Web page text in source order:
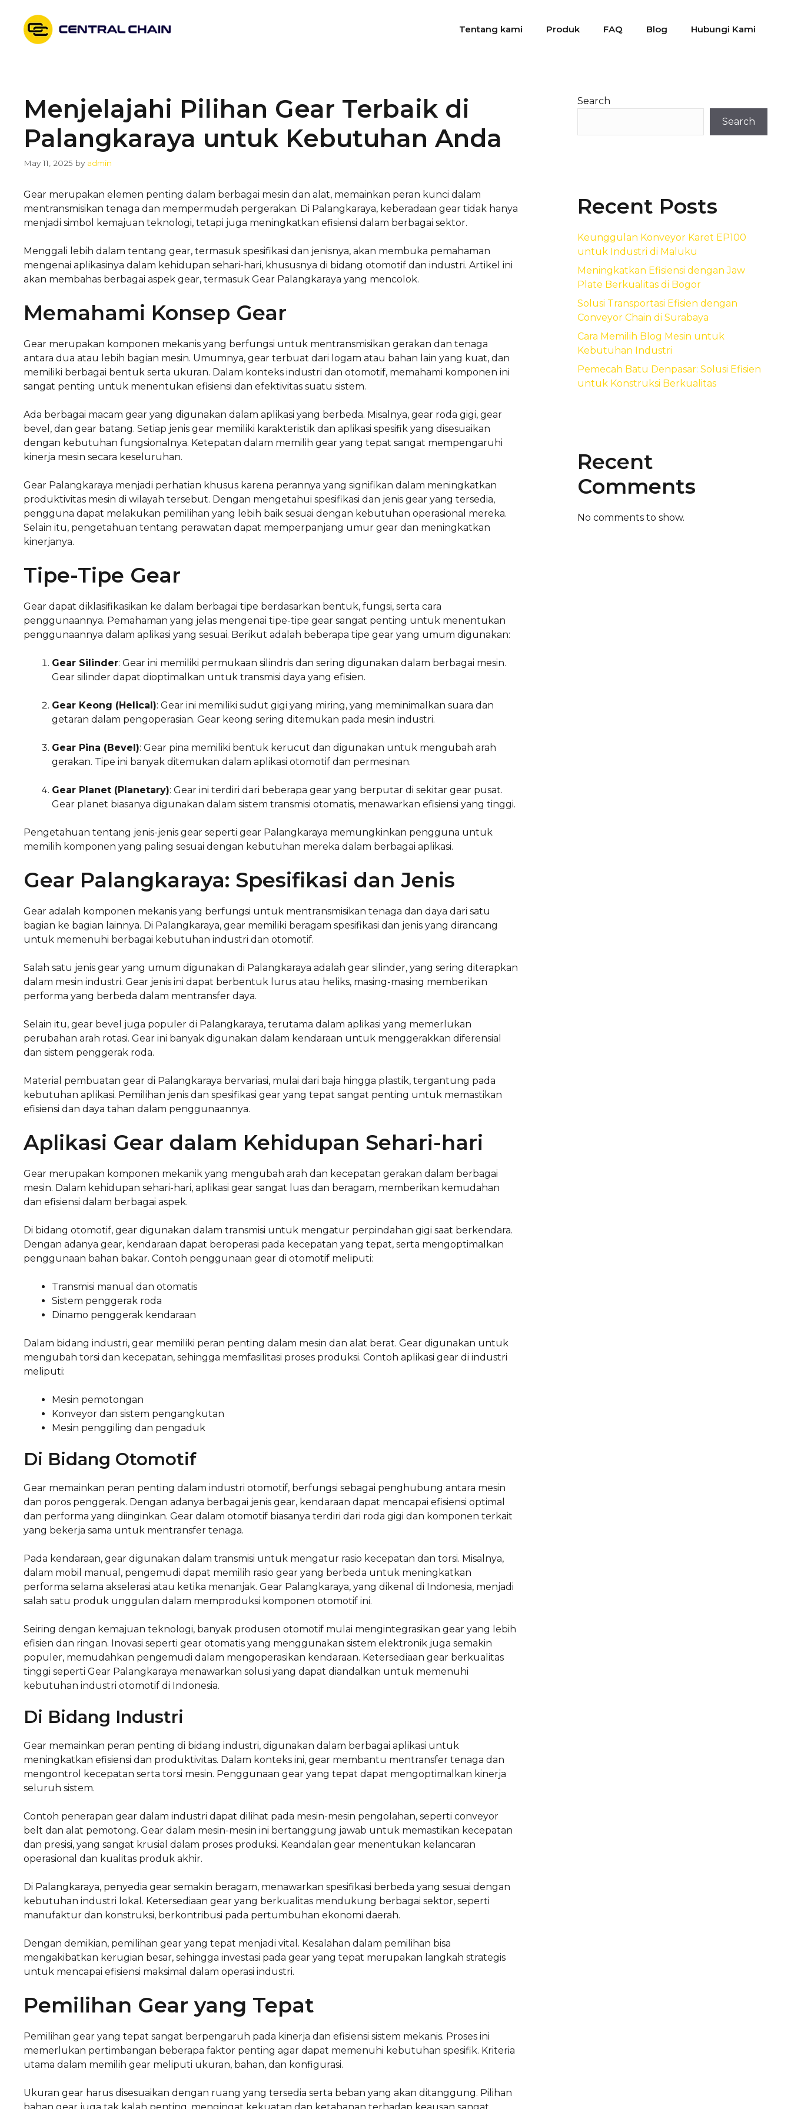
content
Tentang kami Produk FAQ Blog Hubungi Kami
Menjelajahi Pilihan Gear Terbaik di
Palangkaraya untuk Kebutuhan Anda
May 11, 2025 by admin
Gear merupakan elemen penting dalam berbagai mesin dan alat, memainkan peran kunci dalam
mentransmisikan tenaga dan mempermudah pergerakan. Di Palangkaraya, keberadaan gear tidak hanya
menjadi simbol kemajuan teknologi, tetapi juga meningkatkan efisiensi dalam berbagai sektor.
Menggali lebih dalam tentang gear, termasuk spesifikasi dan jenisnya, akan membuka pemahaman
mengenai aplikasinya dalam kehidupan sehari-hari, khususnya di bidang otomotif dan industri. Artikel ini
akan membahas berbagai aspek gear, termasuk Gear Palangkaraya yang mencolok.
Memahami Konsep Gear
Gear merupakan komponen mekanis yang berfungsi untuk mentransmisikan gerakan dan tenaga
antara dua atau lebih bagian mesin. Umumnya, gear terbuat dari logam atau bahan lain yang kuat, dan
memiliki berbagai bentuk serta ukuran. Dalam konteks industri dan otomotif, memahami komponen ini
sangat penting untuk menentukan efisiensi dan efektivitas suatu sistem.
Ada berbagai macam gear yang digunakan dalam aplikasi yang berbeda. Misalnya, gear roda gigi, gear
bevel, dan gear batang. Setiap jenis gear memiliki karakteristik dan aplikasi spesifik yang disesuaikan
dengan kebutuhan fungsionalnya. Ketepatan dalam memilih gear yang tepat sangat mempengaruhi
kinerja mesin secara keseluruhan.
Gear Palangkaraya menjadi perhatian khusus karena perannya yang signifikan dalam meningkatkan
produktivitas mesin di wilayah tersebut. Dengan mengetahui spesifikasi dan jenis gear yang tersedia,
pengguna dapat melakukan pemilihan yang lebih baik sesuai dengan kebutuhan operasional mereka.
Selain itu, pengetahuan tentang perawatan dapat memperpanjang umur gear dan meningkatkan
kinerjanya.
Tipe-Tipe Gear
Gear dapat diklasifikasikan ke dalam berbagai tipe berdasarkan bentuk, fungsi, serta cara
penggunaannya. Pemahaman yang jelas mengenai tipe-tipe gear sangat penting untuk menentukan
penggunaannya dalam aplikasi yang sesuai. Berikut adalah beberapa tipe gear yang umum digunakan:
Gear Silinder: Gear ini memiliki permukaan silindris dan sering digunakan dalam berbagai mesin.
Gear silinder dapat dioptimalkan untuk transmisi daya yang efisien.
Gear Keong (Helical): Gear ini memiliki sudut gigi yang miring, yang meminimalkan suara dan
getaran dalam pengoperasian. Gear keong sering ditemukan pada mesin industri.
Gear Pina (Bevel): Gear pina memiliki bentuk kerucut dan digunakan untuk mengubah arah
gerakan. Tipe ini banyak ditemukan dalam aplikasi otomotif dan permesinan.
Gear Planet (Planetary): Gear ini terdiri dari beberapa gear yang berputar di sekitar gear pusat.
Gear planet biasanya digunakan dalam sistem transmisi otomatis, menawarkan efisiensi yang tinggi.
Pengetahuan tentang jenis-jenis gear seperti gear Palangkaraya memungkinkan pengguna untuk
memilih komponen yang paling sesuai dengan kebutuhan mereka dalam berbagai aplikasi.
Gear Palangkaraya: Spesifikasi dan Jenis
Gear adalah komponen mekanis yang berfungsi untuk mentransmisikan tenaga dan daya dari satu
bagian ke bagian lainnya. Di Palangkaraya, gear memiliki beragam spesifikasi dan jenis yang dirancang
untuk memenuhi berbagai kebutuhan industri dan otomotif.
Salah satu jenis gear yang umum digunakan di Palangkaraya adalah gear silinder, yang sering diterapkan
dalam mesin industri. Gear jenis ini dapat berbentuk lurus atau heliks, masing-masing memberikan
performa yang berbeda dalam mentransfer daya.
Selain itu, gear bevel juga populer di Palangkaraya, terutama dalam aplikasi yang memerlukan
perubahan arah rotasi. Gear ini banyak digunakan dalam kendaraan untuk menggerakkan diferensial
dan sistem penggerak roda.
Material pembuatan gear di Palangkaraya bervariasi, mulai dari baja hingga plastik, tergantung pada
kebutuhan aplikasi. Pemilihan jenis dan spesifikasi gear yang tepat sangat penting untuk memastikan
efisiensi dan daya tahan dalam penggunaannya.
Aplikasi Gear dalam Kehidupan Sehari-hari
Gear merupakan komponen mekanik yang mengubah arah dan kecepatan gerakan dalam berbagai
mesin. Dalam kehidupan sehari-hari, aplikasi gear sangat luas dan beragam, memberikan kemudahan
dan efisiensi dalam berbagai aspek.
Di bidang otomotif, gear digunakan dalam transmisi untuk mengatur perpindahan gigi saat berkendara.
Dengan adanya gear, kendaraan dapat beroperasi pada kecepatan yang tepat, serta mengoptimalkan
penggunaan bahan bakar. Contoh penggunaan gear di otomotif meliputi:
Transmisi manual dan otomatis
Sistem penggerak roda
Dinamo penggerak kendaraan
Dalam bidang industri, gear memiliki peran penting dalam mesin dan alat berat. Gear digunakan untuk
mengubah torsi dan kecepatan, sehingga memfasilitasi proses produksi. Contoh aplikasi gear di industri
meliputi:
Mesin pemotongan
Konveyor dan sistem pengangkutan
Mesin penggiling dan pengaduk
Di Bidang Otomotif
Gear memainkan peran penting dalam industri otomotif, berfungsi sebagai penghubung antara mesin
dan poros penggerak. Dengan adanya berbagai jenis gear, kendaraan dapat mencapai efisiensi optimal
dan performa yang diinginkan. Gear dalam otomotif biasanya terdiri dari roda gigi dan komponen terkait
yang bekerja sama untuk mentransfer tenaga.
Pada kendaraan, gear digunakan dalam transmisi untuk mengatur rasio kecepatan dan torsi. Misalnya,
dalam mobil manual, pengemudi dapat memilih rasio gear yang berbeda untuk meningkatkan
performa selama akselerasi atau ketika menanjak. Gear Palangkaraya, yang dikenal di Indonesia, menjadi
salah satu produk unggulan dalam memproduksi komponen otomotif ini.
Seiring dengan kemajuan teknologi, banyak produsen otomotif mulai mengintegrasikan gear yang lebih
efisien dan ringan. Inovasi seperti gear otomatis yang menggunakan sistem elektronik juga semakin
populer, memudahkan pengemudi dalam mengoperasikan kendaraan. Ketersediaan gear berkualitas
tinggi seperti Gear Palangkaraya menawarkan solusi yang dapat diandalkan untuk memenuhi
kebutuhan industri otomotif di Indonesia.
Di Bidang Industri
Gear memainkan peran penting di bidang industri, digunakan dalam berbagai aplikasi untuk
meningkatkan efisiensi dan produktivitas. Dalam konteks ini, gear membantu mentransfer tenaga dan
mengontrol kecepatan serta torsi mesin. Penggunaan gear yang tepat dapat mengoptimalkan kinerja
seluruh sistem.
Contoh penerapan gear dalam industri dapat dilihat pada mesin-mesin pengolahan, seperti conveyor
belt dan alat pemotong. Gear dalam mesin-mesin ini bertanggung jawab untuk memastikan kecepatan
dan presisi, yang sangat krusial dalam proses produksi. Keandalan gear menentukan kelancaran
operasional dan kualitas produk akhir.
Di Palangkaraya, penyedia gear semakin beragam, menawarkan spesifikasi berbeda yang sesuai dengan
kebutuhan industri lokal. Ketersediaan gear yang berkualitas mendukung berbagai sektor, seperti
manufaktur dan konstruksi, berkontribusi pada pertumbuhan ekonomi daerah.
Dengan demikian, pemilihan gear yang tepat menjadi vital. Kesalahan dalam pemilihan bisa
mengakibatkan kerugian besar, sehingga investasi pada gear yang tepat merupakan langkah strategis
untuk mencapai efisiensi maksimal dalam operasi industri.
Pemilihan Gear yang Tepat
Pemilihan gear yang tepat sangat berpengaruh pada kinerja dan efisiensi sistem mekanis. Proses ini
memerlukan pertimbangan beberapa faktor penting agar dapat memenuhi kebutuhan spesifik. Kriteria
utama dalam memilih gear meliputi ukuran, bahan, dan konfigurasi.
Ukuran gear harus disesuaikan dengan ruang yang tersedia serta beban yang akan ditanggung. Pilihan
Search
Search
Recent Posts
Keunggulan Konveyor Karet EP100
untuk Industri di Maluku
Meningkatkan Efisiensi dengan Jaw
Plate Berkualitas di Bogor
Solusi Transportasi Efisien dengan
Conveyor Chain di Surabaya
Cara Memilih Blog Mesin untuk
Kebutuhan Industri
Pemecah Batu Denpasar: Solusi Efisien
untuk Konstruksi Berkualitas
Recent
Comments
No comments to show.